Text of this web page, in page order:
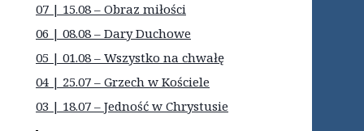
07 | 15.08 – Obraz miłości
06 | 08.08 – Dary Duchowe
05 | 01.08 – Wszystko na chwałę
04 | 25.07 – Grzech w Kościele
03 | 18.07 – Jedność w Chrystusie